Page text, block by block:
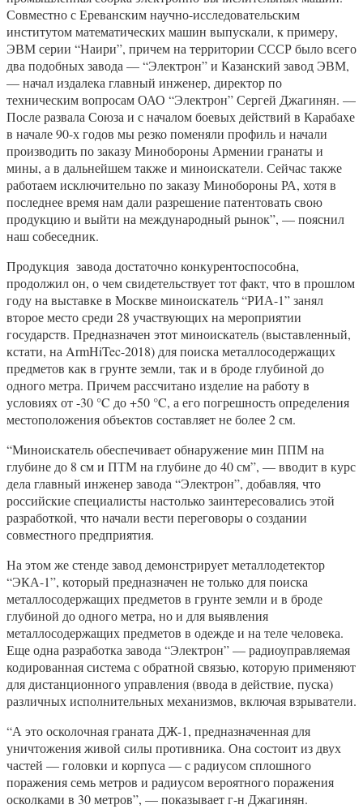
Совместно с Ереванским научно-исследовательским
институтом математических машин выпускали, к примеру,
ЭВМ серии “Наири”, причем на территории СССР было всего
два подобных завода — “Электрон” и Казанский завод ЭВМ,
— начал издалека главный инженер, директор по
техническим вопросам ОАО “Электрон” Сергей Джагинян. —
После развала Союза и с началом боевых действий в Карабахе
в начале 90-х годов мы резко поменяли профиль и начали
производить по заказу Минобороны Армении гранаты и
мины, а в дальнейшем также и миноискатели. Сейчас также
работаем исключительно по заказу Минобороны РА, хотя в
последнее время нам дали разрешение патентовать свою
продукцию и выйти на международный рынок”, — пояснил
наш собеседник.
Продукция завода достаточно конкурентоспособна,
продолжил он, о чем свидетельствует тот факт, что в прошлом
году на выставке в Москве миноискатель “РИА-1” занял
второе место среди 28 участвующих на мероприятии
государств. Предназначен этот миноискатель (выставленный,
кстати, на ArmHiTec-2018) для поиска металлосодержащих
предметов как в грунте земли, так и в броде глубиной до
одного метра. Причем рассчитано изделие на работу в
условиях от -30 °C до +50 °C, а его погрешность определения
местоположения объектов составляет не более 2 см.
“Миноискатель обеспечивает обнаружение мин ППМ на
глубине до 8 см и ПТМ на глубине до 40 см”, — вводит в курс
дела главный инженер завода “Электрон”, добавляя, что
российские специалисты настолько заинтересовались этой
разработкой, что начали вести переговоры о создании
совместного предприятия.
На этом же стенде завод демонстрирует металлодетектор
“ЭКА-1”, который предназначен не только для поиска
металлосодержащих предметов в грунте земли и в броде
глубиной до одного метра, но и для выявления
металлосодержащих предметов в одежде и на теле человека.
Еще одна разработка завода “Электрон” — радиоуправляемая
кодированная система с обратной связью, которую применяют
для дистанционного управления (ввода в действие, пуска)
различных исполнительных механизмов, включая взрыватели.
“А это осколочная граната ДЖ-1, предназначенная для
уничтожения живой силы противника. Она состоит из двух
частей — головки и корпуса — с радиусом сплошного
поражения семь метров и радиусом вероятного поражения
осколками в 30 метров”, — показывает г-н Джагинян.